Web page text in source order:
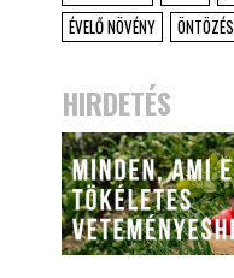
ÉVELŐ NÖVÉNY
ÖNTÖZÉS
HIRDETÉS